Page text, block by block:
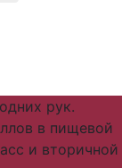
рук.
в пищевой
и вторичной